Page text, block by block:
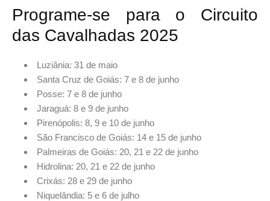
Programe-se para o Circuito
das Cavalhadas 2025
Luziânia: 31 de maio
Santa Cruz de Goiás: 7 e 8 de junho
Posse: 7 e 8 de junho
Jaraguá: 8 e 9 de junho
Pirenópolis: 8, 9 e 10 de junho
São Francisco de Goiás: 14 e 15 de junho
Palmeiras de Goiás: 20, 21 e 22 de junho
Hidrolina: 20, 21 e 22 de junho
Crixás: 28 e 29 de junho
Niquelândia: 5 e 6 de julho